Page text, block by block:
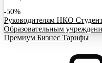
-50%
Руководителям НКО
Образовательным
Премиум Бизнес Тарифы